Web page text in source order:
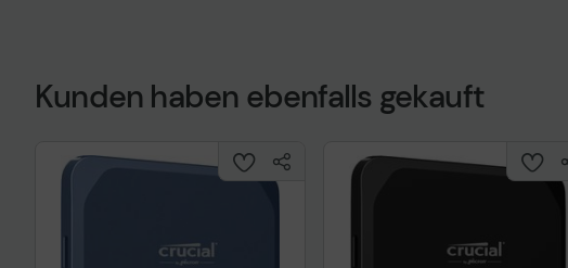
Technisches Produktdatenblatt
Kunden haben ebenfalls gekauft